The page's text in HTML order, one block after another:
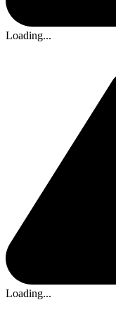
Loading...
Loading...